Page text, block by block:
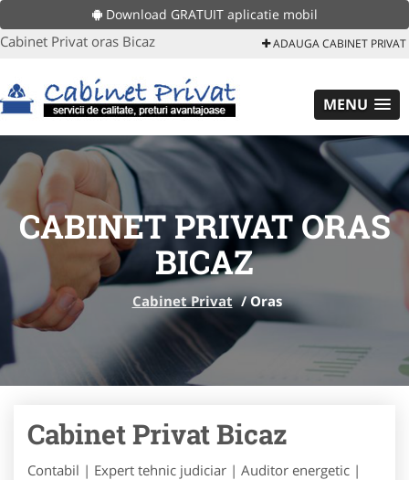
Download GRATUIT aplicatie mobil
Cabinet Privat oras Bicaz ADAUGA CABINET PRIVAT
MENU
CABINET PRIVAT ORAS
BICAZ
Cabinet Privat /Oras
Cabinet Privat Bicaz
Contabil | Expert tehnic judiciar | Auditor energetic |